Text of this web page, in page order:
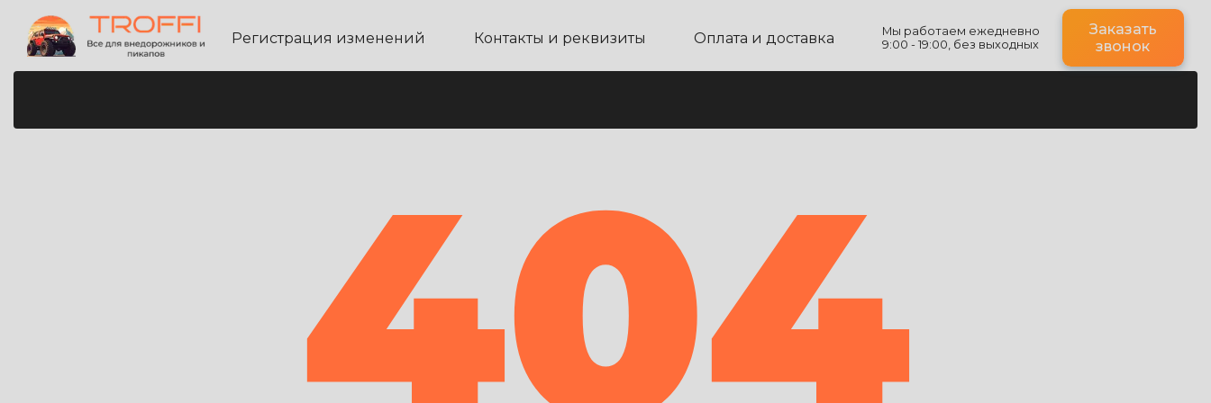
Регистрация изменений Контакты и реквизиты Оплата и доставка
Мы работаем ежедневно
9:00 - 19:00, без выходных
Заказать
звонок
404